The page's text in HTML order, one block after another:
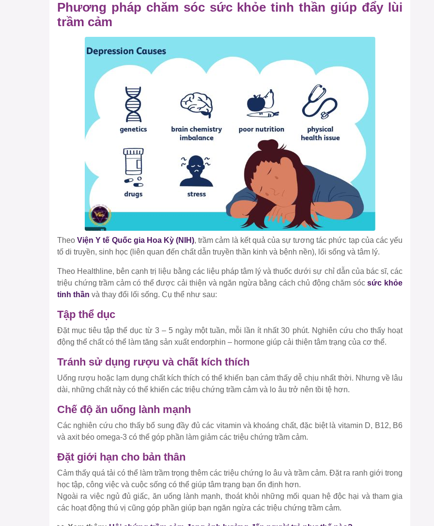
Phương pháp chăm sóc sức khỏe tinh thần giúp đẩy lùi
trầm cảm
TheoViện Y tế Quốc gia Hoa Kỳ (NIH), trầm cảm là kết quả của sự tương tác phức tạp của các yếu
tố di truyền, sinh học (liên quan đến chất dẫn truyền thần kinh và bệnh nền), lối sống và tâm lý.
Theo Healthline, bên cạnh trị liệu bằng các liệu pháp tâm lý và thuốc dưới sự chỉ dẫn của bác sĩ, các
triệu chứng trầm cảm có thể được cải thiện và ngăn ngừa bằng cách chủ động chăm sócsức khỏe
tinh thần và thay đổi lối sống. Cụ thể như sau:
Tập thể dục
Đặt mục tiêu tập thể dục từ ​​3 – 5 ngày một tuần, mỗi lần ít nhất 30 phút. Nghiên cứu cho thấy hoạt
động thể chất có thể làm tăng sản xuất endorphin – hormone giúp cải thiện tâm trạng của cơ thể.
Tránh sử dụng rượu và chất kích thích
Uống rượu hoặc lạm dụng chất kích thích có thể khiến bạn cảm thấy dễ chịu nhất thời. Nhưng về lâu
dài, những chất này có thể khiến các triệu chứng trầm cảm và lo âu trở nên tồi tệ hơn.
Chế độ ăn uống lành mạnh
Các nghiên cứu cho thấy bổ sung đầy đủ các vitamin và khoáng chất, đặc biệt là vitamin D, B12, B6
và axit béo omega-3 có thể góp phần làm giảm các triệu chứng trầm cảm.
Đặt giới hạn cho bản thân
Cảm thấy quá tải có thể làm trầm trọng thêm các triệu chứng lo âu và trầm cảm. Đặt ra ranh giới trong
học tập, công việc và cuộc sống có thể giúp tâm trạng bạn ổn định hơn.
Ngoài ra việc ngủ đủ giấc, ăn uống lành mạnh, thoát khỏi những mối quan hệ độc hại và tham gia
các hoạt động thú vị cũng góp phần giúp bạn ngăn ngừa các triệu chứng trầm cảm.